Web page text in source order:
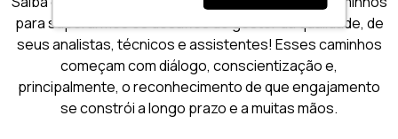
para superarmos os desafios do gestor da qualidade, de
seus analistas, técnicos e assistentes! Esses caminhos
começam com diálogo, conscientização e,
principalmente, o reconhecimento de que engajamento
se constrói a longo prazo e a muitas mãos.